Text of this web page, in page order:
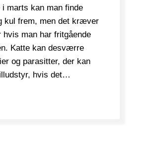
i marts kan man finde
kul frem, men det kræver
man har fritgående
Katte kan desværre
og parasitter, der kan
hvis det…